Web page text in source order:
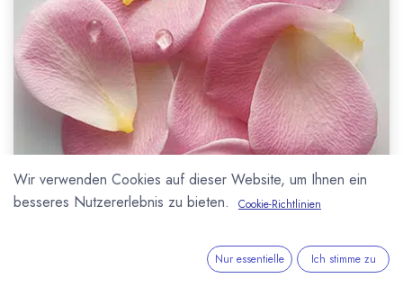
Wir verwenden Cookies auf dieser Website, um Ihnen ein
besseres Nutzererlebnis zu bieten.
Cookie-Richtlinien
Nur essentielle Ich stimme zu